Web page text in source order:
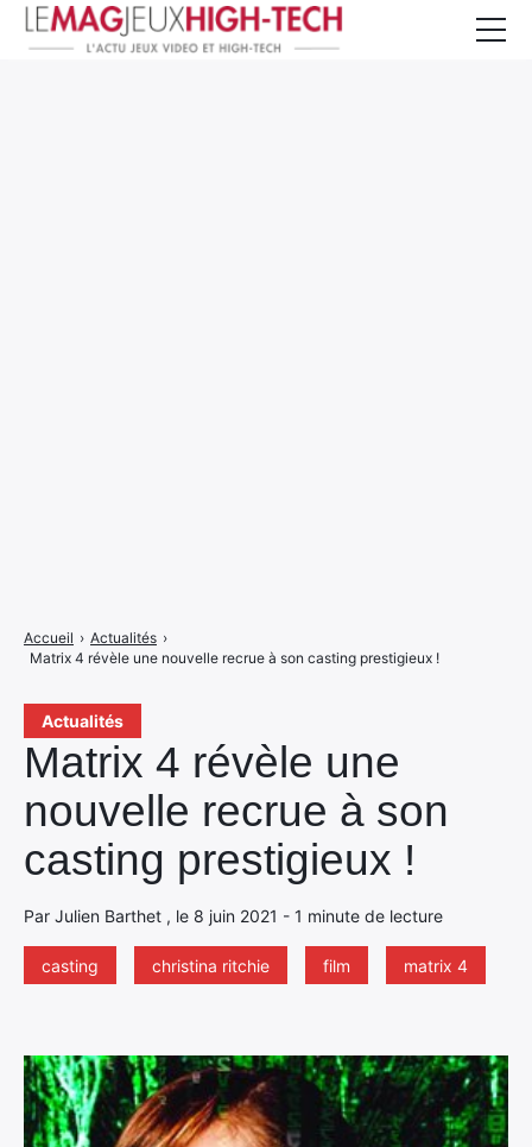
Actualités
Matrix 4 révèle une
nouvelle recrue à son
casting prestigieux !
Par Julien Barthet , le 8 juin 2021 - 1 minute de lecture
casting christina ritchie film matrix 4
Accueil › Actualités ›
Matrix 4 révèle une nouvelle recrue à son casting prestigieux !